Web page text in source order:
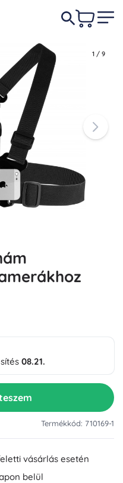
1 / 9
08.21.
Termékkód: 710169-1
vásárlás esetén
belül
Kosárba